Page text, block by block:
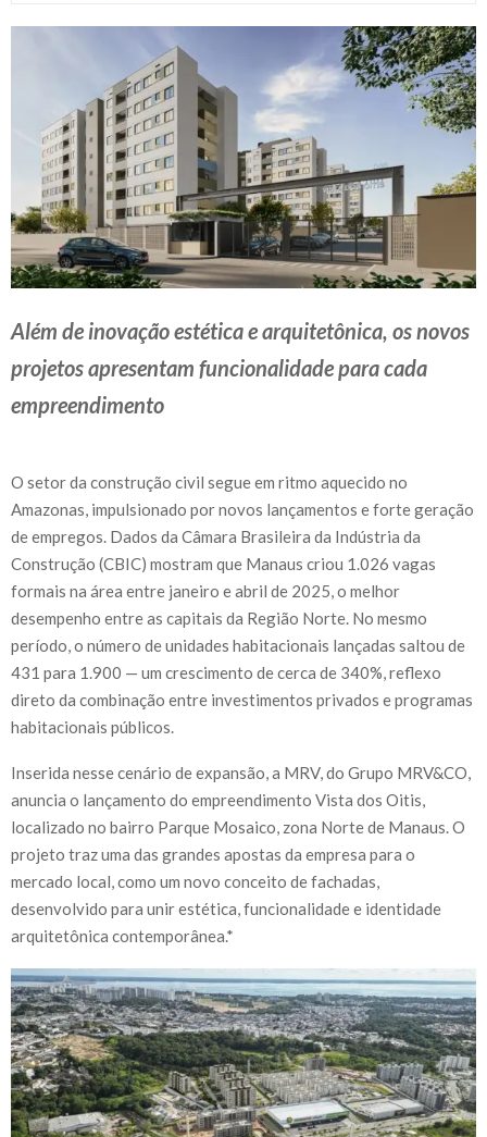
Além de inovação estética e arquitetônica, os novos
projetos apresentam funcionalidade para cada
empreendimento
O setor da construção civil segue em ritmo aquecido no
Amazonas, impulsionado por novos lançamentos e forte geração
de empregos. Dados da Câmara Brasileira da Indústria da
Construção (CBIC) mostram que Manaus criou 1.026 vagas
formais na área entre janeiro e abril de 2025, o melhor
desempenho entre as capitais da Região Norte. No mesmo
período, o número de unidades habitacionais lançadas saltou de
431 para 1.900 — um crescimento de cerca de 340%, reflexo
direto da combinação entre investimentos privados e programas
habitacionais públicos.
Inserida nesse cenário de expansão, a MRV, do Grupo MRV&CO,
anuncia o lançamento do empreendimento Vista dos Oitis,
localizado no bairro Parque Mosaico, zona Norte de Manaus. O
projeto traz uma das grandes apostas da empresa para o
mercado local, como um novo conceito de fachadas,
desenvolvido para unir estética, funcionalidade e identidade
arquitetônica contemporânea.*